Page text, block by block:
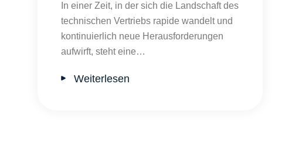
In einer Zeit, in der sich die Landschaft des
technischen Vertriebs rapide wandelt und
kontinuierlich neue Herausforderungen
aufwirft, steht eine…
Weiterlesen